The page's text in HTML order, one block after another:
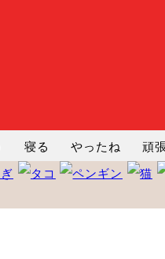
寝る やったね 頑
暇 じーっ えへへ